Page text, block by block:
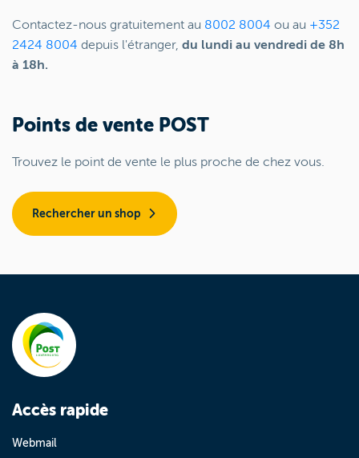
Contactez-nous gratuitement au 8002 8004 ou au +352
2424 8004 depuis l'étranger, du lundi au vendredi de 8h
à 18h.
Points de vente POST
Trouvez le point de vente le plus proche de chez vous.
Rechercher un shop
Accès rapide
Webmail